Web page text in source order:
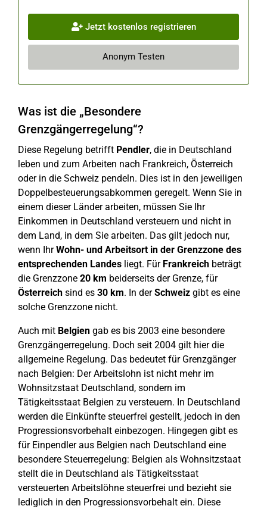
Jetzt kostenlos registrieren
Anonym Testen
Was ist die „Besondere
Grenzgängerregelung“?
Diese Regelung betrifft Pendler, die in Deutschland
leben und zum Arbeiten nach Frankreich, Österreich
oder in die Schweiz pendeln. Dies ist in den jeweiligen
Doppelbesteuerungsabkommen geregelt. Wenn Sie in
einem dieser Länder arbeiten, müssen Sie Ihr
Einkommen in Deutschland versteuern und nicht in
dem Land, in dem Sie arbeiten. Das gilt jedoch nur,
wenn IhrWohn- und Arbeitsort in der Grenzzone des
entsprechenden Landes liegt. Für Frankreich beträgt
die Grenzzone 20 km beiderseits der Grenze, für
Österreich sind es 30 km. In derSchweiz gibt es eine
solche Grenzzone nicht.
Auch mit Belgien gab es bis 2003 eine besondere
Grenzgängerregelung. Doch seit 2004 gilt hier die
allgemeine Regelung. Das bedeutet für Grenzgänger
nach Belgien: Der Arbeitslohn ist nicht mehr im
Wohnsitzstaat Deutschland, sondern im
Tätigkeitsstaat Belgien zu versteuern. In Deutschland
werden die Einkünfte steuerfrei gestellt, jedoch in den
Progressionsvorbehalt einbezogen. Hingegen gibt es
für Einpendler aus Belgien nach Deutschland eine
besondere Steuerregelung: Belgien als Wohnsitzstaat
stellt die in Deutschland als Tätigkeitsstaat
versteuerten Arbeitslöhne steuerfrei und bezieht sie
lediglich in den Progressionsvorbehalt ein. Diese